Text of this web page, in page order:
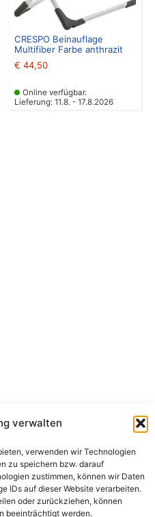
verwalten
verwenden wir Technologien
zu speichern bzw. darauf
zustimmen, können wir Daten
IDs auf dieser Website verarbeiten.
oder zurückziehen, können
beeinträchtigt werden.
CRESPO Beinauflage
Multifiber Farbe anthrazit
€ 44,50
Online verfügbar.
Lieferung: 11.8. - 17.8.2026
4, 8054 Graz
/ Österreich​
info@campingbergler.at​
AGB